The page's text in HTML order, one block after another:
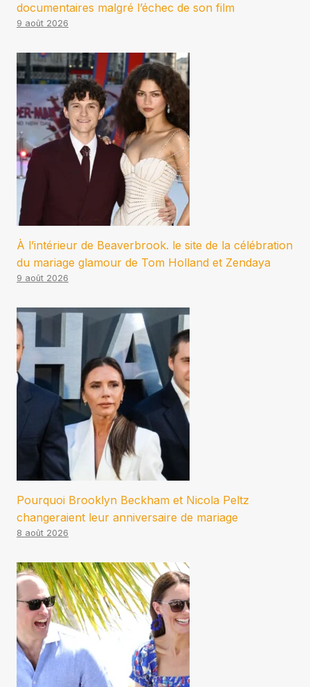
documentaires malgré l’échec de son film
9 août 2026
À l’intérieur de Beaverbrook. le site de la célébration
du mariage glamour de Tom Holland et Zendaya
9 août 2026
Pourquoi Brooklyn Beckham et Nicola Peltz
changeraient leur anniversaire de mariage
8 août 2026